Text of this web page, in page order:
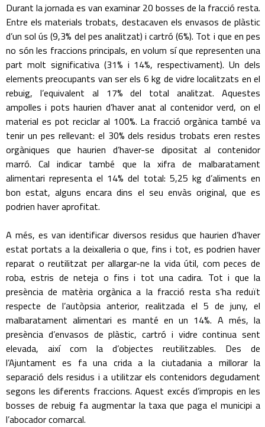
Durant la jornada es van examinar 20 bosses de la fracció resta.
Entre els materials trobats, destacaven els envasos de plàstic
d’un sol ús (9,3% del pes analitzat) i cartró (6%). Tot i que en pes
no són les fraccions principals, en volum sí que representen una
part molt significativa (31% i 14%, respectivament). Un dels
elements preocupants van ser els 6 kg de vidre localitzats en el
rebuig, l’equivalent al 17% del total analitzat. Aquestes
ampolles i pots haurien d’haver anat al contenidor verd, on el
material es pot reciclar al 100%. La fracció orgànica també va
tenir un pes rellevant: el 30% dels residus trobats eren restes
orgàniques que haurien d’haver-se dipositat al contenidor
marró. Cal indicar també que la xifra de malbaratament
alimentari representa el 14% del total: 5,25 kg d’aliments en
bon estat, alguns encara dins el seu envàs original, que es
podrien haver aprofitat.
A més, es van identificar diversos residus que haurien d’haver
estat portats a la deixalleria o que, fins i tot, es podrien haver
reparat o reutilitzat per allargar-ne la vida útil, com peces de
roba, estris de neteja o fins i tot una cadira. Tot i que la
presència de matèria orgànica a la fracció resta s’ha reduït
respecte de l’autòpsia anterior, realitzada el 5 de juny, el
malbaratament alimentari es manté en un 14%. A més, la
presència d’envasos de plàstic, cartró i vidre continua sent
elevada, així com la d’objectes reutilitzables. Des de
l’Ajuntament es fa una crida a la ciutadania a millorar la
separació dels residus i a utilitzar els contenidors degudament
segons les diferents fraccions. Aquest excés d’impropis en les
bosses de rebuig fa augmentar la taxa que paga el municipi a
l’abocador comarcal.